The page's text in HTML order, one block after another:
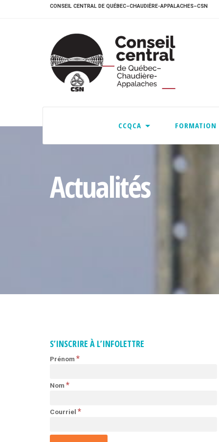
CONSEIL CENTRAL DE QUÉBEC–CHAUDIÈRE-APPALACHES–CSN
CCQCA FORMATION
Actualités
S’INSCRIRE À L’INFOLETTRE
Prénom *
Nom *
Courriel *